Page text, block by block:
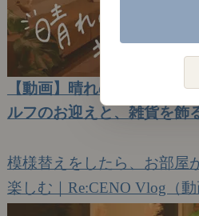
【動画】晴れのち、キッ
ルフのお迎えと、雑貨を飾
模様替えをしたら、お部屋
楽しむ｜Re:CENO Vlog（動